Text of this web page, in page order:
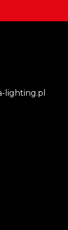
lighting.pl